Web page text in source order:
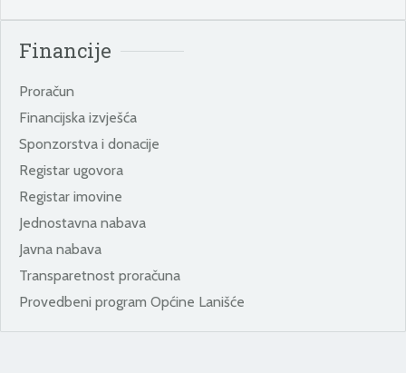
Financije
Proračun
Financijska izvješća
Sponzorstva i donacije
Registar ugovora
Registar imovine
Jednostavna nabava
Javna nabava
Transparetnost proračuna
Provedbeni program Općine Lanišće